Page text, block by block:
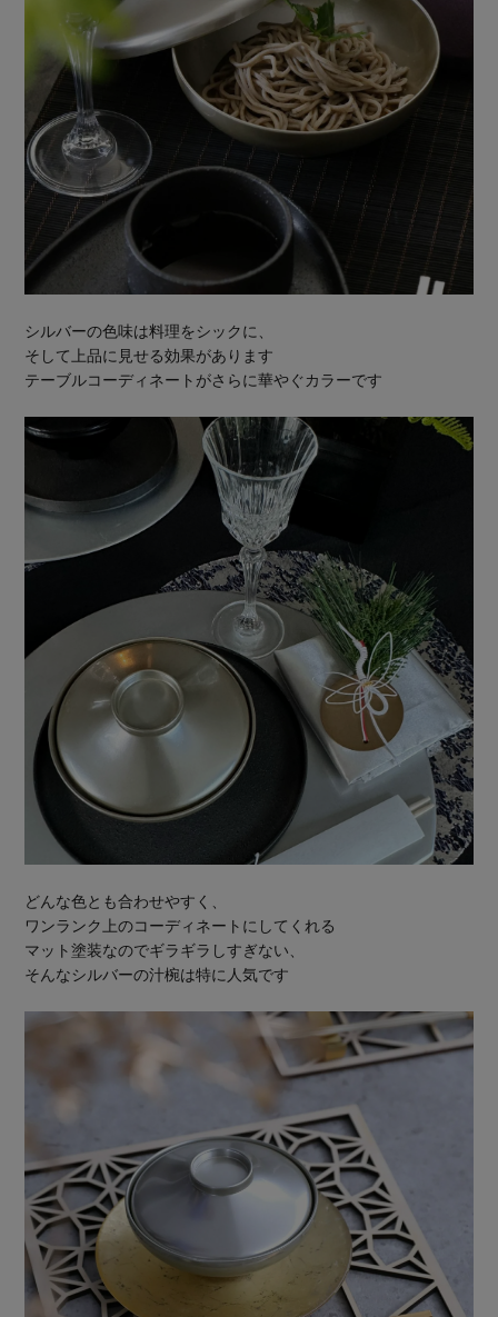
シルバーの色味は料理をシックに、
そして上品に見せる効果があります
テーブルコーディネートがさらに華やぐカラーです
どんな色とも合わせやすく、
ワンランク上のコーディネートにしてくれる
マット塗装なのでギラギラしすぎない、
そんなシルバーの汁椀は特に人気です